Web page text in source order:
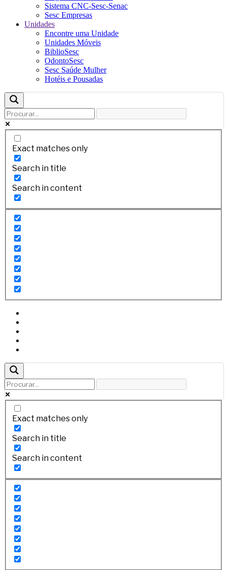
Sistema CNC-Sesc-Senac
Sesc Empresas
Unidades
Encontre uma Unidade
Unidades Móveis
BiblioSesc
OdontoSesc
Sesc Saúde Mulher
Hotéis e Pousadas
Exact matches only
Search in title
Search in content
Exact matches only
Search in title
Search in content